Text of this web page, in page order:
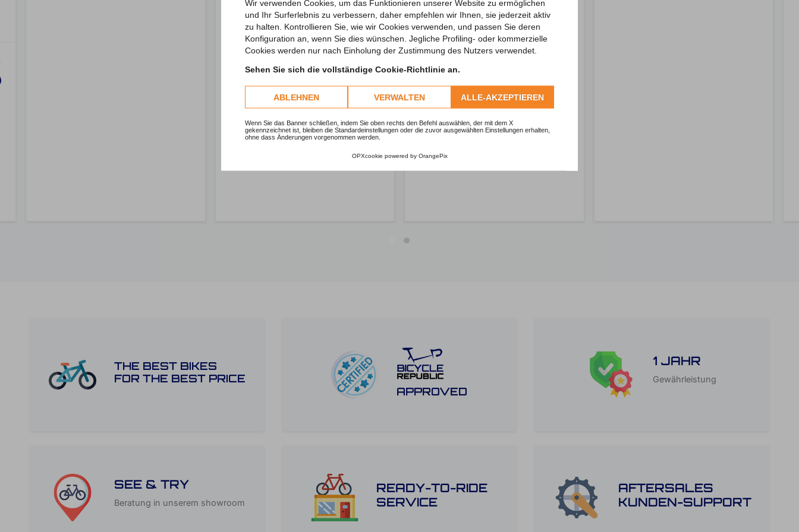
Wir verwenden Cookies, um das Funktionieren unserer Website zu ermöglichen
und Ihr Surferlebnis zu verbessern, daher empfehlen wir Ihnen, sie jederzeit aktiv
zu halten. Kontrollieren Sie, wie wir Cookies verwenden, und passen Sie deren
Konfiguration an, wenn Sie dies wünschen. Jegliche Profiling- oder kommerzielle
Cookies werden nur nach Einholung der Zustimmung des Nutzers verwendet.
Sehen Sie sich die vollständige Cookie-Richtlinie an.
ABLEHNEN VERWALTEN ALLE-AKZEPTIEREN
Wenn Sie das Banner schließen, indem Sie oben rechts den Befehl auswählen, der mit dem X
gekennzeichnet ist, bleiben die Standardeinstellungen oder die zuvor ausgewählten Einstellungen erhalten,
ohne dass Änderungen vorgenommen werden.
OPXcookie powered by OrangePix
THE BEST BIKES
FOR THE BEST PRICE
APPROVED
1 JAHR
Gewährleistung
SEE & TRY
Beratung in unserem showroom
READY-TO-RIDE
SERVICE
AFTERSALES
KUNDEN-SUPPORT